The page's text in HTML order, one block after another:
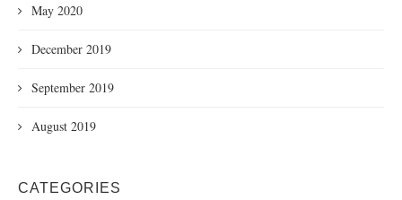
May 2020
December 2019
September 2019
August 2019
CATEGORIES